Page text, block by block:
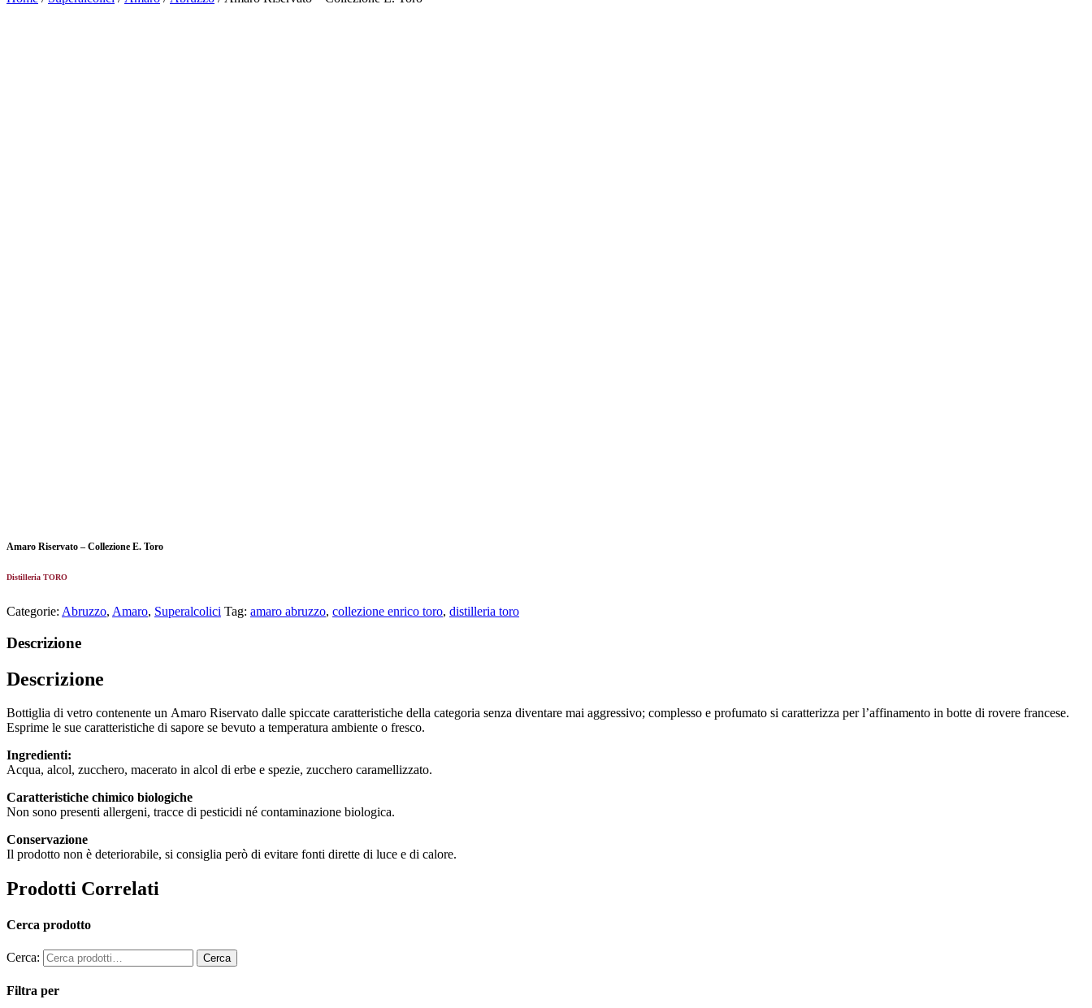
Amaro Riservato – Collezione E. Toro
Distilleria TORO
Categorie: Abruzzo, Amaro, Superalcolici Tag: amaro abruzzo, collezione enrico toro, distilleria toro
Descrizione
Descrizione
Bottiglia di vetro contenente un Amaro Riservato dalle spiccate caratteristiche della categoria senza diventare mai aggressivo; complesso e profumato si caratterizza per l’affinamento in botte di rovere francese.
Esprime le sue caratteristiche di sapore se bevuto a temperatura ambiente o fresco.
Ingredienti:​
Acqua, alcol, zucchero, macerato in alcol di erbe e spezie, zucchero caramellizzato.
Caratteristiche chimico biologiche​
Non sono presenti allergeni, tracce di pesticidi né contaminazione biologica.
Conservazione
Il prodotto non è deteriorabile, si consiglia però di evitare fonti dirette di luce e di calore.
Prodotti Correlati
Cerca prodotto
Cerca:
Filtra per